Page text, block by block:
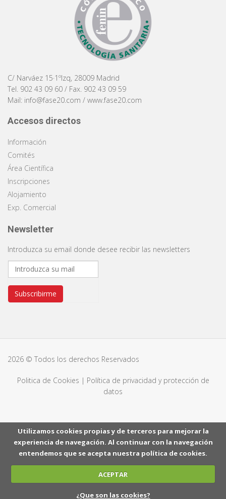
C/ Narváez 15·1ºIzq, 28009 Madrid
Tel. 902 43 09 60 / Fax. 902 43 09 59
Mail: info@fase20.com / www.fase20.com
Accesos directos
Información
Comités
Área Científica
Inscripciones
Alojamiento
Exp. Comercial
Newsletter
Introduzca su email donde desee recibir las newsletters
Subscribirme
2026 © Todos los derechos Reservados
Politica de Cookies | Política de privacidad y protección de
datos
Utilizamos cookies propias y de terceros para mejorar la
experiencia de navegación. Al continuar con la navegación
entendemos que se acepta nuestra política de cookies.
ACEPTAR
¿Que son las cookies?